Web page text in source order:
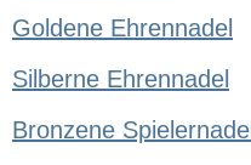
Goldene Ehrennadel
Silberne Ehrennadel
Bronzene Spielernadel